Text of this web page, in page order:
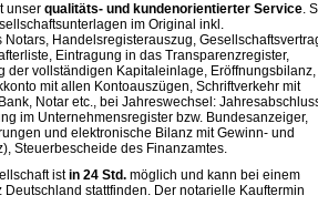
unser qualitäts- und kundenorientierter Service.
im Original inkl.
Handelsregisterauszug,
Eintragung in das Transparenzregister,
der vollständigen Kapitaleinlage, Eröffnungsbilanz,
mit allen Kontoauszügen, Schriftverkehr mit
Notar etc., bei Jahreswechsel:
im Unternehmensregister bzw. Bundesanzeiger,
und elektronische Bilanz mit Gewinn- und
Steuerbescheide des Finanzamtes.
istin 24 Std. möglich und kann bei einem
Deutschland stattfinden. Der notarielle Kauftermin